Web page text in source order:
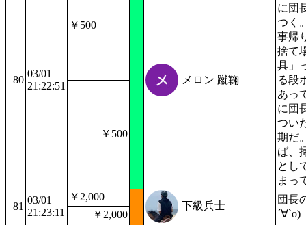
80
03/01
21:22:51
￥500
メロン 蹴鞠
に団
つく
事帰
捨て
具」
る段
あっ
に団
つい
期だ
ば、
とし
まっ
￥500
81
03/01
21:23:11
￥2,000
下級兵士
団長
´∀`о)
￥2,000